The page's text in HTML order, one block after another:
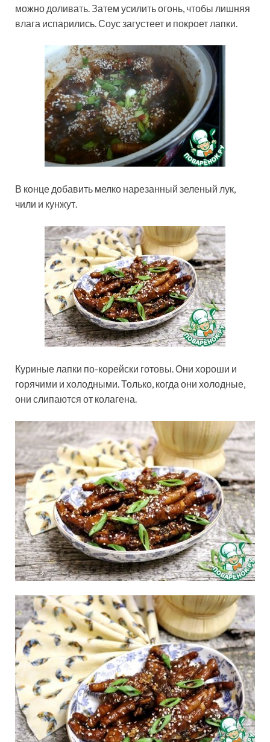
можно доливать. Затем усилить огонь, чтобы лишняя
влага испарились. Соус загустеет и покроет лапки.
В конце добавить мелко нарезанный зеленый лук,
чили и кунжут.
Куриные лапки по-корейски готовы. Они хороши и
горячими и холодными. Только, когда они холодные,
они слипаются от колагена.